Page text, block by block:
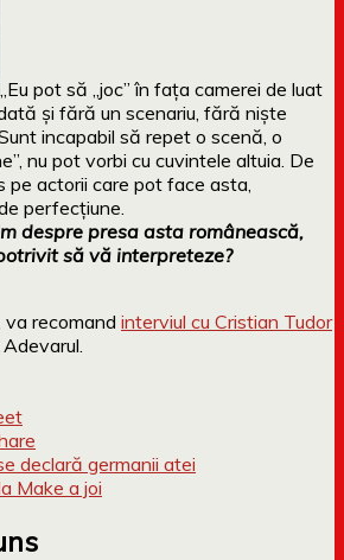
„Eu pot să „joc” în faţa camerei de luat
şi fără un scenariu, fără nişte
incapabil să repet o scenă, o
nu pot vorbi cu cuvintele altuia. De
pe actorii care pot face asta,
perfecţiune.
despre presa asta românească,
să vă interpreteze?
va recomand interviul cu Cristian Tudor
Adevarul.
declară germanii atei
Make a joi